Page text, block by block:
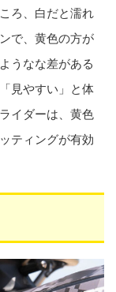
ろ、白だと濡れ
で、黄色の方が
うなな差がある
見やすい」と体
イダーは、黄色
ティングが有効